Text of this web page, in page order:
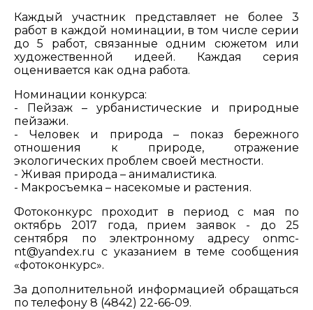
Каждый участник представляет не более 3
работ в каждой номинации, в том числе серии
до 5 работ, связанные одним сюжетом или
художественной идеей. Каждая серия
оценивается как одна работа.
Номинации конкурса:
- Пейзаж – урбанистические и природные
пейзажи.
- Человек и природа – показ бережного
отношения к природе, отражение
экологических проблем своей местности.
- Живая природа – анималистика.
- Макросъемка – насекомые и растения.
Фотоконкурс проходит в период с мая по
октябрь 2017 года, прием заявок - до 25
сентября по электронному адресу onmc-
nt@yandex.ru с указанием в теме сообщения
«фотоконкурс».
За дополнительной информацией обращаться
по телефону 8 (4842) 22-66-09.